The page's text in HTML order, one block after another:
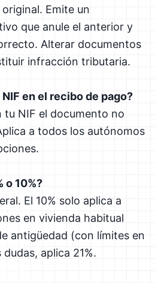
Emite un
que anule el anterior y
Alterar documentos
infracción tributaria.
en el recibo de pago?
tu NIF el documento no
a todos los autónomos
o 10%?
El 10% solo aplica a
en vivienda habitual
antigüedad (con límites en
aplica 21%.